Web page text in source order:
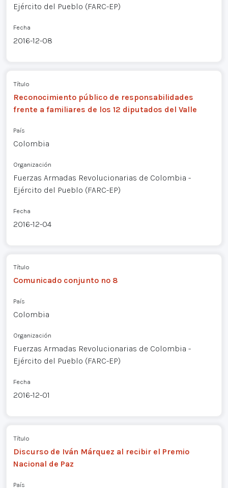
Ejército del Pueblo (FARC-EP)
Fecha
2016-12-08
Título
Reconocimiento público de responsabilidades
frente a familiares de los 12 diputados del Valle
País
Colombia
Organización
Fuerzas Armadas Revolucionarias de Colombia -
Ejército del Pueblo (FARC-EP)
Fecha
2016-12-04
Título
Comunicado conjunto nº 8
País
Colombia
Organización
Fuerzas Armadas Revolucionarias de Colombia -
Ejército del Pueblo (FARC-EP)
Fecha
2016-12-01
Título
Discurso de Iván Márquez al recibir el Premio
Nacional de Paz
País